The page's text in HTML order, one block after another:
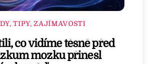
TIPY, ZAJÍMAVOSTI
co vidíme těsně před
mozku přinesl